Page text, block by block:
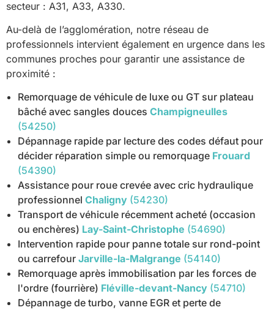
secteur : A31, A33, A330.
Au-delà de l’agglomération, notre réseau de
professionnels intervient également en urgence dans les
communes proches pour garantir une assistance de
proximité :
Remorquage de véhicule de luxe ou GT sur plateau
bâché avec sangles douces Champigneulles
(54250)
Dépannage rapide par lecture des codes défaut pour
décider réparation simple ou remorquage Frouard
(54390)
Assistance pour roue crevée avec cric hydraulique
professionnel Chaligny (54230)
Transport de véhicule récemment acheté (occasion
ou enchères) Lay-Saint-Christophe (54690)
Intervention rapide pour panne totale sur rond-point
ou carrefour Jarville-la-Malgrange (54140)
Remorquage après immobilisation par les forces de
l'ordre (fourrière) Fléville-devant-Nancy (54710)
Dépannage de turbo, vanne EGR et perte de